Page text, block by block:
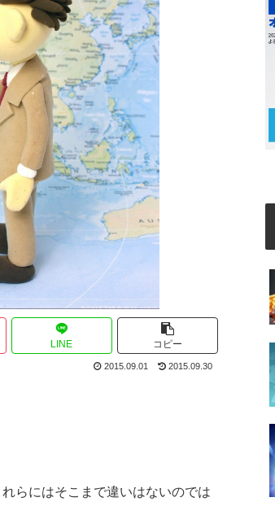
LINE コピー
2015.09.01 2015.09.30
らにはそこまで違いはないのでは